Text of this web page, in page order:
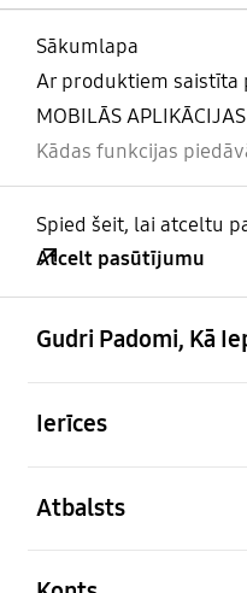
Sākumlapa
Ar produktiem saistīta
MOBILĀS APLIKĀCIJAS
Kādas funkcijas
Spied šeit, lai atceltu
Atcelt pasūtījumu
Gudri Padomi, Kā
Ierīces
Atbalsts